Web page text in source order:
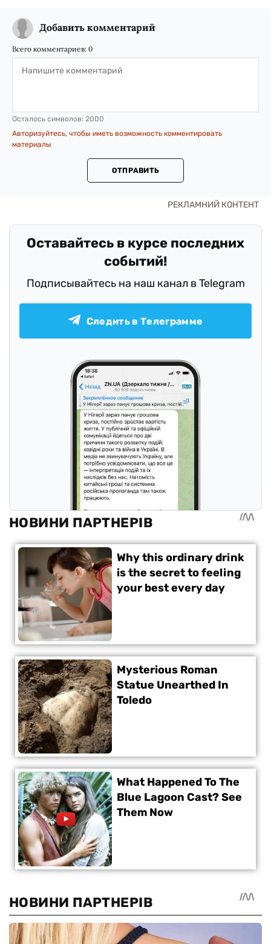
Добавить комментарий
Всего комментариев: 0
Осталось символов: 2000
Авторизуйтесь, чтобы иметь возможность комментировать
материалы
ОТПРАВИТЬ
Оставайтесь в курсе последних
событий!
Подписывайтесь на наш канал в Telegram
Следить в Телеграмме